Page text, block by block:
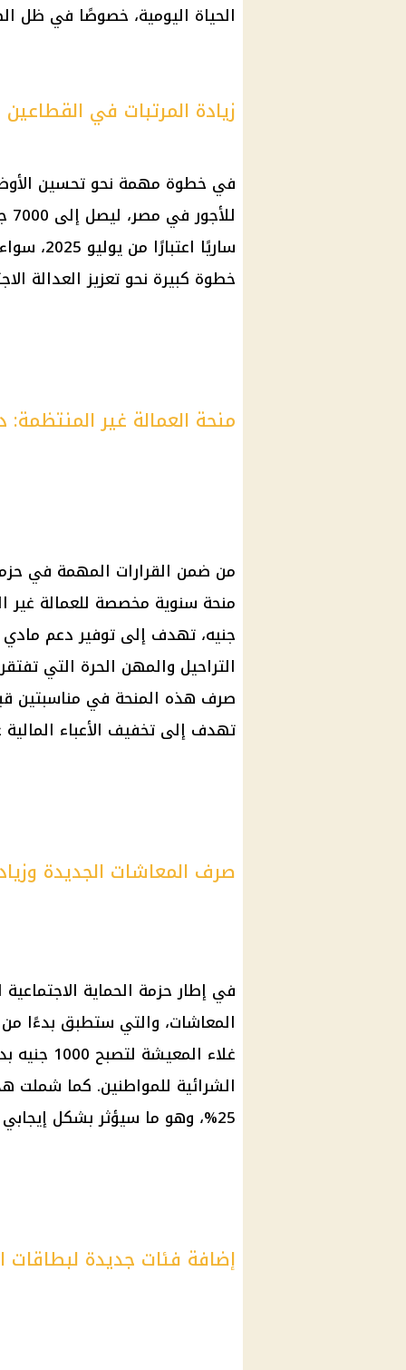
الحياة اليومية، خصوصًا في ظل
زيادة المرتبات في
في خطوة مهمة نحو تحسين
ساريًا
خطوة كبيرة نحو تعزيز العدالة
منحة العمالة غير
من ضمن القرارات المهمة في حزمة
جنيه، تهدف إلى توفير دعم
التراحيل والمهن الحرة التي
صرف هذه المنحة في مناسبتين
تهدف إلى تخفيف الأعباء
صرف المعاشات الجديدة
الشرائية للمواطنين. كما شملت
25%، وهو ما سيؤثر بشكل إيجابي على العديد من الأسر المصرية.
إضافة فئات جديدة لبطاقات